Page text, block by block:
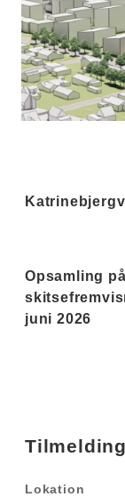
Opsamling på
juni 2026
Tilmelding
Lokation